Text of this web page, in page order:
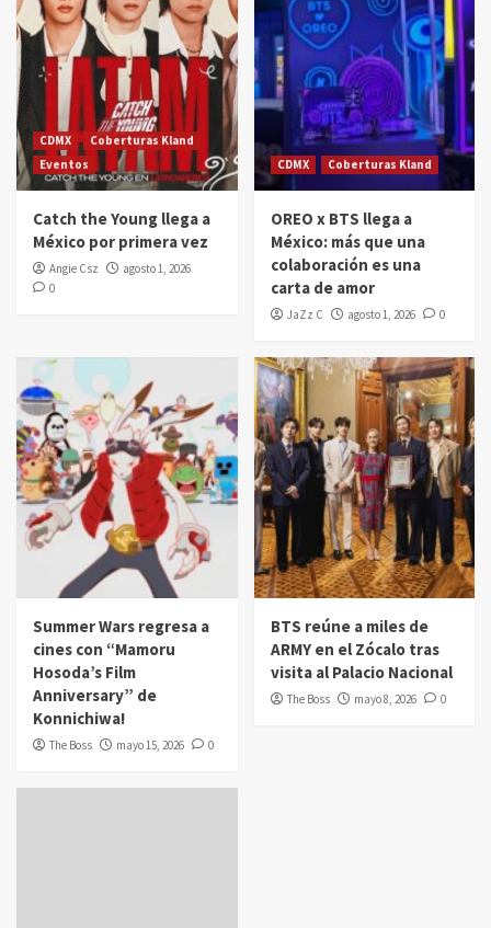
CDMX
Coberturas Kland
Eventos
Catch the Young llega a
México por primera vez
Angie Csz
agosto 1, 2026
0
CDMX Coberturas Kland
OREO x BTS llega a
México: más que una
colaboración es una
carta de amor
JaZz C agosto 1, 2026 0
Summer Wars regresa a
cines con “Mamoru
Hosoda’s Film
Anniversary” de
Konnichiwa!
The Boss mayo 15, 2026 0
BTS reúne a miles de
ARMY en el Zócalo tras
visita al Palacio Nacional
The Boss mayo 8, 2026 0